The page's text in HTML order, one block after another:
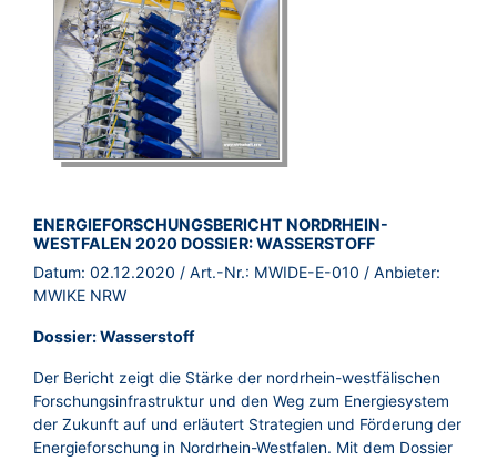
BROSCHÜRE:
ENERGIEFORSCHUNGSBERICHT NORDRHEIN-
WESTFALEN 2020 DOSSIER: WASSERSTOFF
Datum: 02.12.2020 / Art.-Nr.: MWIDE-E-010 / Anbieter:
MWIKE NRW
Dossier: Wasserstoff
Der Bericht zeigt die Stärke der nordrhein-westfälischen
Forschungsinfrastruktur und den Weg zum Energiesystem
der Zukunft auf und erläutert Strategien und Förderung der
Energieforschung in Nordrhein-Westfalen. Mit dem Dossier